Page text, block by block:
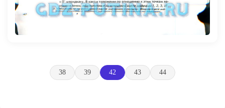
38 39 42 43 44